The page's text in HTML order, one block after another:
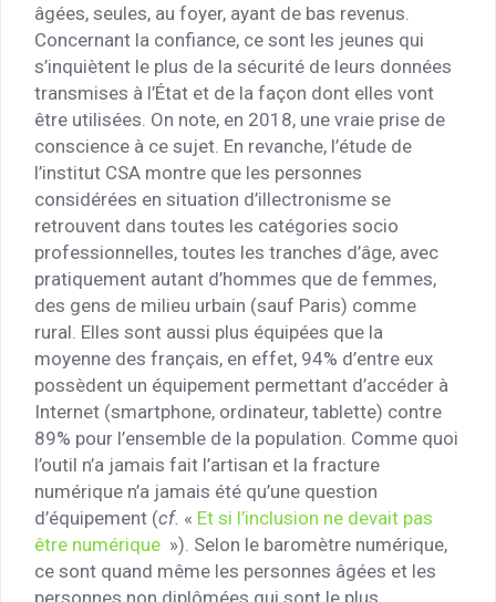
âgées, seules, au foyer, ayant de bas revenus.
Concernant la confiance, ce sont les jeunes qui
s’inquiètent le plus de la sécurité de leurs données
transmises à l’État et de la façon dont elles vont
être utilisées. On note, en 2018, une vraie prise de
conscience à ce sujet. En revanche, l’étude de
l’institut CSA montre que les personnes
considérées en situation d’illectronisme se
retrouvent dans toutes les catégories socio
professionnelles, toutes les tranches d’âge, avec
pratiquement autant d’hommes que de femmes,
des gens de milieu urbain (sauf Paris) comme
rural. Elles sont aussi plus équipées que la
moyenne des français, en effet, 94% d’entre eux
possèdent un équipement permettant d’accéder à
Internet (smartphone, ordinateur, tablette) contre
89% pour l’ensemble de la population. Comme quoi
l’outil n’a jamais fait l’artisan et la fracture
numérique n’a jamais été qu’une question
d’équipement (cf. « Et si l’inclusion ne devait pas
être numérique »). Selon le baromètre numérique,
ce sont quand même les personnes âgées et les
personnes non diplômées qui sont le plus